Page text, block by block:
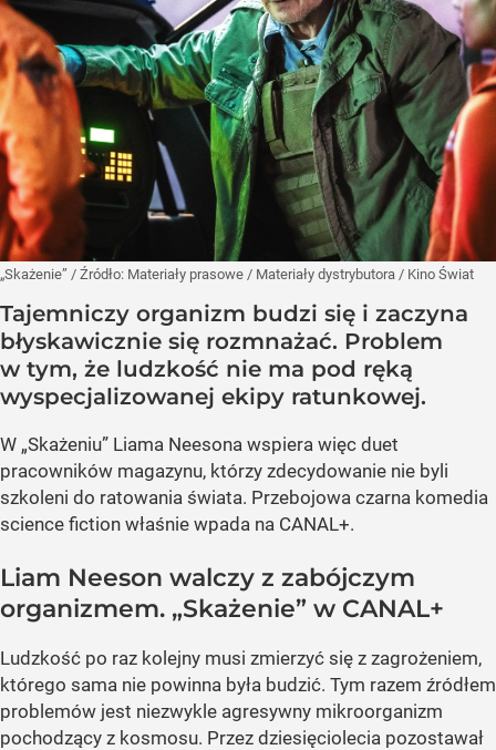
„Skażenie” / Źródło: Materiały prasowe / Materiały dystrybutora / Kino Świat
Tajemniczy organizm budzi się i zaczyna
błyskawicznie się rozmnażać. Problem
w tym, że ludzkość nie ma pod ręką
wyspecjalizowanej ekipy ratunkowej.
W „Skażeniu” Liama Neesona wspiera więc duet
pracowników magazynu, którzy zdecydowanie nie byli
szkoleni do ratowania świata. Przebojowa czarna komedia
science fiction właśnie wpada na CANAL+.
Liam Neeson walczy z zabójczym
organizmem. „Skażenie” w CANAL+
Ludzkość po raz kolejny musi zmierzyć się z zagrożeniem,
którego sama nie powinna była budzić. Tym razem źródłem
problemów jest niezwykle agresywny mikroorganizm
pochodzący z kosmosu. Przez dziesięciolecia pozostawał